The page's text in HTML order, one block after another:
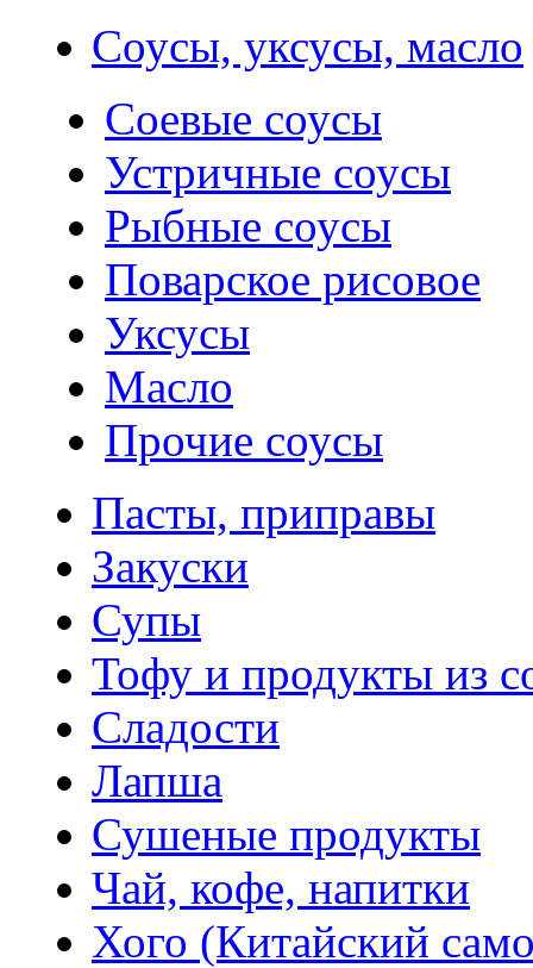
Соусы, уксусы, масло
Соевые соусы
Устричные соусы
Рыбные соусы
Поварское рисовое
Уксусы
Масло
Прочие соусы
Пасты, приправы
Закуски
Супы
Тофу и продукты из
Сладости
Лапша
Сушеные продукты
Чай, кофе, напитки
Хого (Китайский